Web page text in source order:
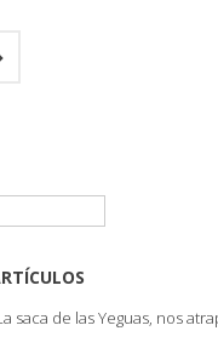
saca de las Yeguas, nos